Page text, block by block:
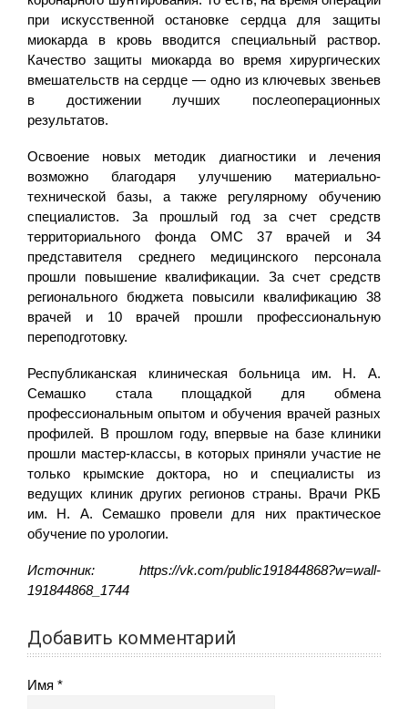
при искусственной остановке сердца для защиты
миокарда в кровь вводится специальный раствор.
Качество защиты миокарда во время хирургических
вмешательств на сердце — одно из ключевых звеньев
в достижении лучших послеоперационных
результатов.
Освоение новых методик диагностики и лечения
возможно благодаря улучшению материально-
технической базы, а также регулярному обучению
специалистов. За прошлый год за счет средств
территориального фонда ОМС 37 врачей и 34
представителя среднего медицинского персонала
прошли повышение квалификации. За счет средств
регионального бюджета повысили квалификацию 38
врачей и 10 врачей прошли профессиональную
переподготовку.
Республиканская клиническая больница им. Н. А.
Семашко стала площадкой для обмена
профессиональным опытом и обучения врачей разных
профилей. В прошлом году, впервые на базе клиники
прошли мастер-классы, в которых приняли участие не
только крымские доктора, но и специалисты из
ведущих клиник других регионов страны. Врачи РКБ
им. Н. А. Семашко провели для них практическое
обучение по урологии.
Источник: https://vk.com/public191844868?w=wall-
191844868_1744
Добавить комментарий
Имя